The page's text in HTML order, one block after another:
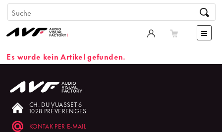
Es wurde kein Artikel gefunden.
CH. DU VUASSET 6
1028 PRÉVERENGES
KONTAK PER E-MAIL